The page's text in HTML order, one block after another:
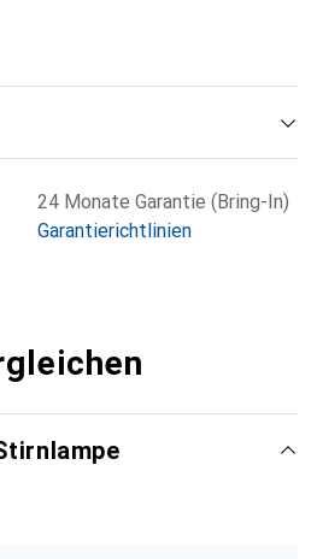
24 Monate Garantie (Bring-In)
Garantierichtlinien